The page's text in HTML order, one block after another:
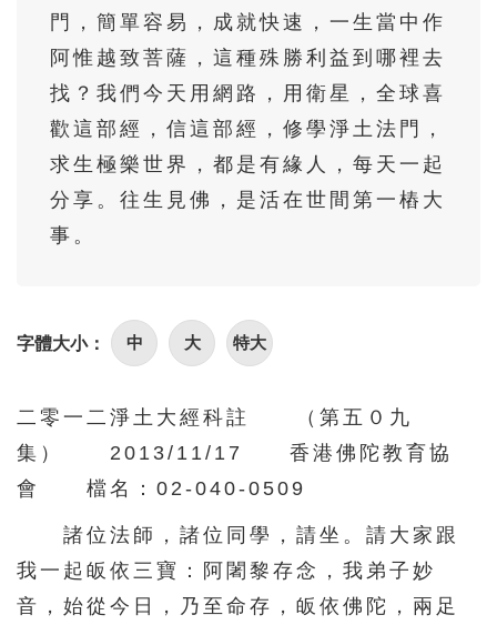
66 67 68 70
71 72 73 74 75
76 77 78 79 80
81 82 83 84 85
86 88 89 90
106 107 108
117 118 119
131 132 133 134 135
136 137 138 139 140
門，簡單容易，成就快速，一生當中作
阿惟越致菩薩，這種殊勝利益到哪裡去
找？我們今天用網路，用衛星，全球喜
歡這部經，信這部經，修學淨土法門，
求生極樂世界，都是有緣人，每天一起
分享。往生見佛，是活在世間第一樁大
事。
字體大小： 中 大 特大
二零一二淨土大經科註 （第五０九
集） 2013/11/17 香港佛陀教育協
會 檔名：02-040-0509
諸位法師，諸位同學，請坐。請大家跟
我一起皈依三寶：阿闍黎存念，我弟子妙
音，始從今日，乃至命存，皈依佛陀，兩足